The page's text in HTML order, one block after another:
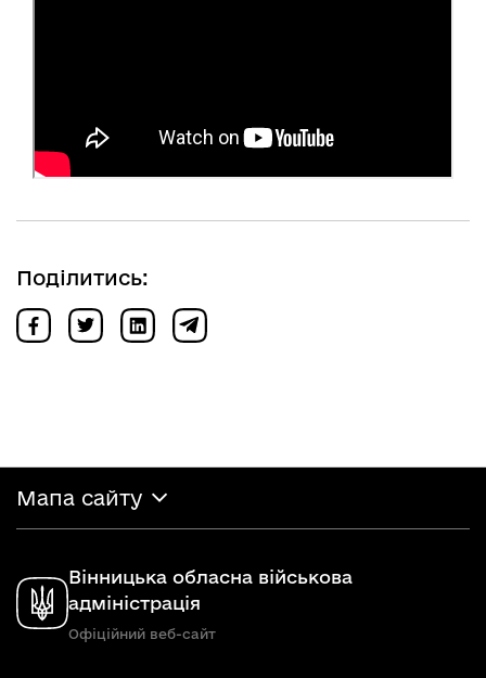
Поділитись:
Мапа сайту
Вінницька обласна військова
адміністрація
Офіційний веб-сайт